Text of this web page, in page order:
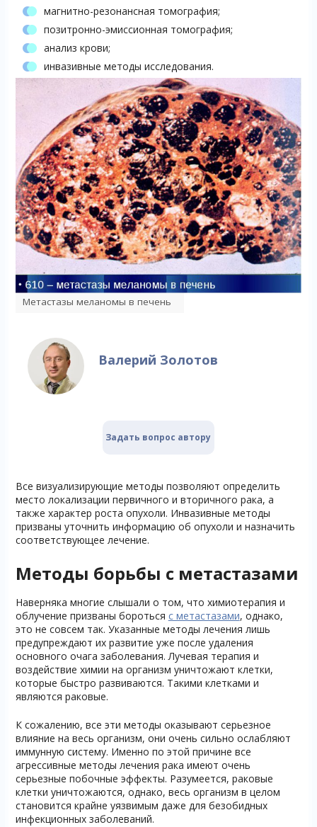
магнитно-резонансная томография;
позитронно-эмиссионная томография;
анализ крови;
инвазивные методы исследования.
Метастазы меланомы в печень
Валерий Золотов
Задать вопрос автору
Все визуализирующие методы позволяют определить
место локализации первичного и вторичного рака, а
также характер роста опухоли. Инвазивные методы
призваны уточнить информацию об опухоли и назначить
соответствующее лечение.
Методы борьбы с метастазами
Наверняка многие слышали о том, что химиотерапия и
облучение призваны бороться с метастазами, однако,
это не совсем так. Указанные методы лечения лишь
предупреждают их развитие уже после удаления
основного очага заболевания. Лучевая терапия и
воздействие химии на организм уничтожают клетки,
которые быстро развиваются. Такими клетками и
являются раковые.
К сожалению, все эти методы оказывают серьезное
влияние на весь организм, они очень сильно ослабляют
иммунную систему. Именно по этой причине все
агрессивные методы лечения рака имеют очень
серьезные побочные эффекты. Разумеется, раковые
клетки уничтожаются, однако, весь организм в целом
становится крайне уязвимым даже для безобидных
инфекционных заболеваний.